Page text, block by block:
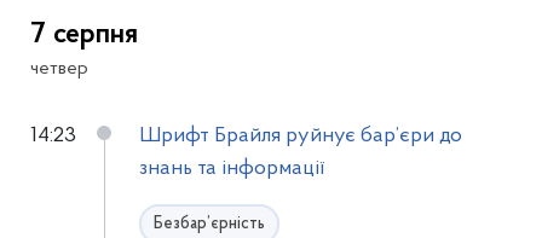
7 серпня
четвер
14:23
Шрифт Брайля руйнує бар’єри до
знань та інформації
Безбар’єрність